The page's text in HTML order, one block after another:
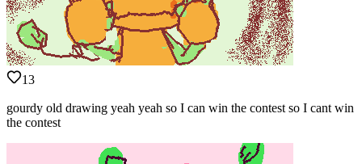
13
gourdy old drawing yeah yeah so I can win the contest so I cant win
the contest